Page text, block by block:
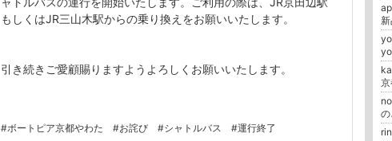
もしくはJR三山木駅からの乗り換えをお願いいたします。
引き続きご愛顧賜りますようよろしくお願いいたします。
#ボートピア京都やわた #お詫び #シャトルバス
#運行終了